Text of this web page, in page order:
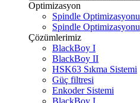
Optimizasyon
Spindle Optimizasyonu
Spindle Optimizasyonu
Çözümlerimiz
BlackBoy I
BlackBoy II
HSK63 Sıkma Sistemi
Güç filtresi
Enkoder Sistemi
BlackBoy I